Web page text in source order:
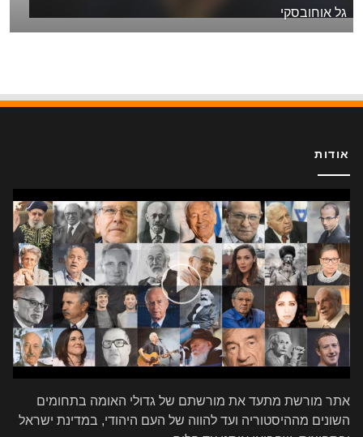
גל אוחובסקי
אודות
אתר מורשת מתעד את מורשתם של גדולי האומה בתחומים
השונים מההיסטוריה ועד להווה של העם היהודי, במדינת ישראל